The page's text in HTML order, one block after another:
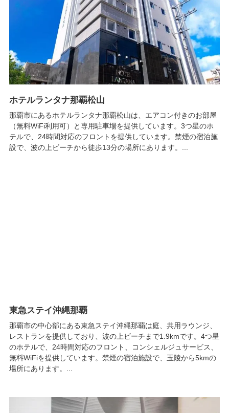
ホテルランタナ那覇松山
那覇市にあるホテルランタナ那覇松山は、エアコン付きのお部屋
（無料WiFi利用可）と専用駐車場を提供しています。3つ星のホ
テルで、24時間対応のフロントを提供しています。禁煙の宿泊施
設で、波の上ビーチから徒歩13分の場所にあります。...
東急ステイ沖縄那覇
那覇市の中心部にある東急ステイ沖縄那覇は庭、共用ラウンジ、
レストランを提供しており、波の上ビーチまで1.9kmです。4つ星
のホテルで、24時間対応のフロント、コンシェルジュサービス、
無料WiFiを提供しています。禁煙の宿泊施設で、玉陵から5kmの
場所にあります。...